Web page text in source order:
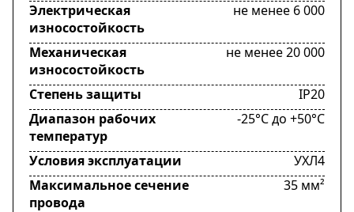
Электрическая
износостойкость
не менее 6 000
Механическая
износостойкость
не менее 20 000
Степень защиты
IP20
Диапазон рабочих
температур
-25°C до +50°C
Условия эксплуатации
УХЛ4
Максимальное сечение
провода
35 мм²